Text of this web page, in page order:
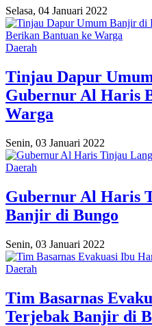
Selasa, 04 Januari 2022
Daerah
Tinjau Dapur
Gubernur Al Haris
Warga
Senin, 03 Januari 2022
Daerah
Gubernur Al Haris
Banjir di Bungo
Senin, 03 Januari 2022
Daerah
Tim Basarnas
Terjebak Banjir di